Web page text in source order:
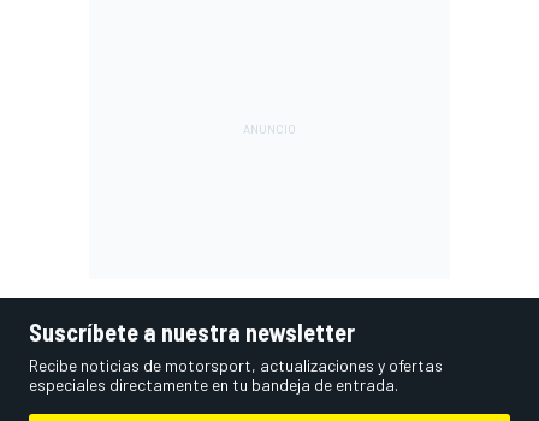
Suscríbete a nuestra newsletter
Recibe noticias de motorsport, actualizaciones y ofertas
especiales directamente en tu bandeja de entrada.